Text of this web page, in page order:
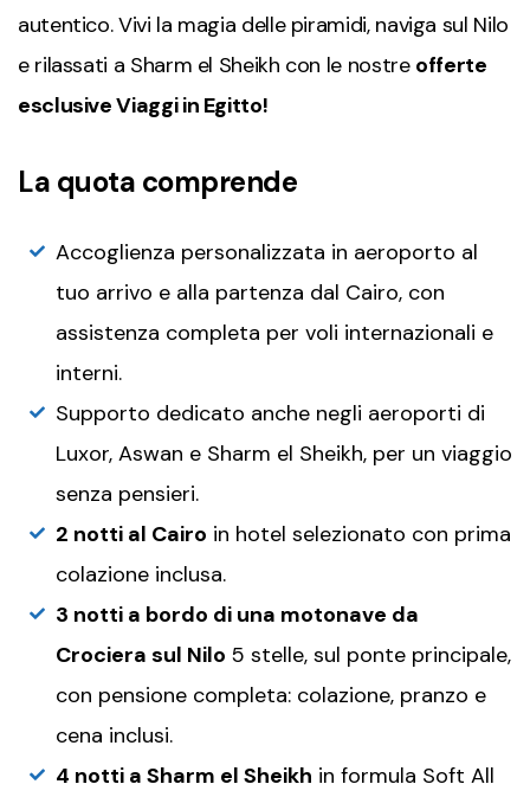
autentico. Vivi la magia delle piramidi, naviga sul Nilo
e rilassati a Sharm el Sheikh con le nostre offerte
esclusive Viaggi in Egitto!
La quota comprende
Accoglienza personalizzata in aeroporto al
tuo arrivo e alla partenza dal Cairo, con
assistenza completa per voli internazionali e
interni.
Supporto dedicato anche negli aeroporti di
Luxor, Aswan e Sharm el Sheikh, per un viaggio
senza pensieri.
2 notti al Cairo in hotel selezionato con prima
colazione inclusa.
3 notti a bordo di una motonave da
Crociera sul Nilo 5 stelle, sul ponte principale,
con pensione completa: colazione, pranzo e
cena inclusi.
4 notti a Sharm el Sheikh in formula Soft All